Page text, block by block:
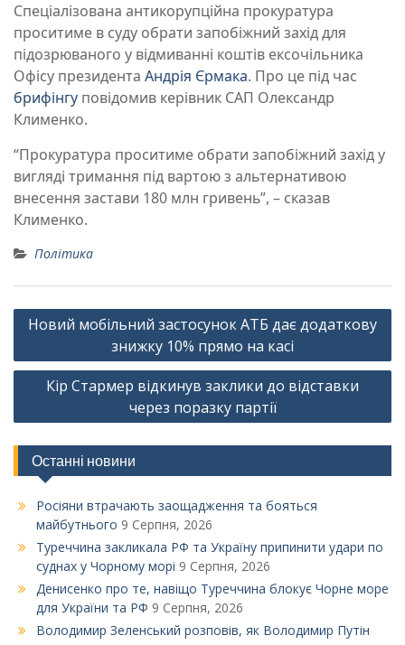
Спеціалізована антикорупційна прокуратура
проситиме в суду обрати запобіжний захід для
підозрюваного у відмиванні коштів ексочільника
Офісу президента Андрія Єрмака. Про це під час
брифінгу повідомив керівник САП Олександр
Клименко.
“Прокуратура проситиме обрати запобіжний захід у
вигляді тримання під вартою з альтернативою
внесення застави 180 млн гривень”, – сказав
Клименко.
Політика
Навігація
Новий мобільний застосунок АТБ дає додаткову
знижку 10% прямо на касі
Кір Стармер відкинув заклики до відставки
через поразку партії
Останні новини
Росіяни втрачають заощадження та бояться
майбутнього 9 Серпня, 2026
Туреччина закликала РФ та Україну припинити удари по
суднах у Чорному морі 9 Серпня, 2026
Денисенко про те, навіщо Туреччина блокує Чорне море
для України та РФ 9 Серпня, 2026
Володимир Зеленський розповів, як Володимир Путін